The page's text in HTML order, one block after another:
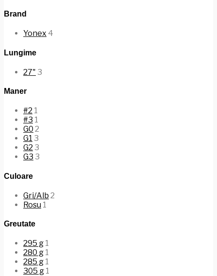
Brand
Yonex 4
Lungime
27" 3
Maner
#2 1
#3 1
G0 2
G1 3
G2 3
G3 3
Culoare
Gri/Alb 2
Rosu 1
Greutate
295 g 1
280 g 1
285 g 1
305 g 1